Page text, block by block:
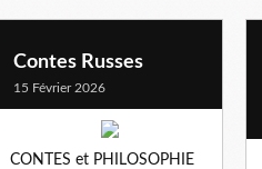
Contes Russes
15 Février 2026
CONTES et PHILOSOPHIE